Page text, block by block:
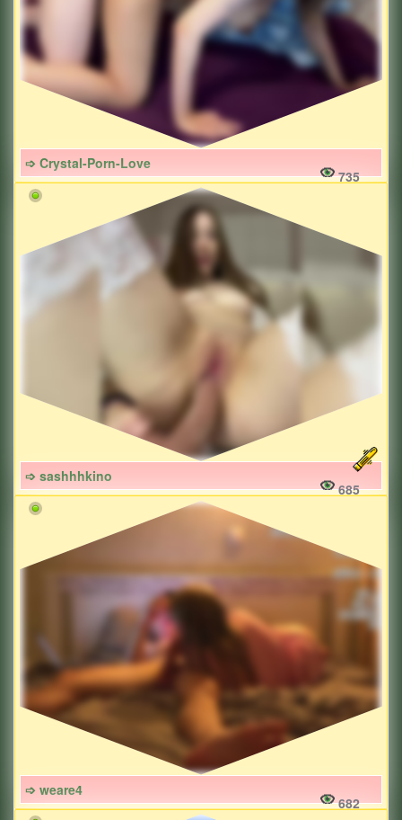
➩ Crystal-Porn-Love
735
➩ sashhhkino
685
➩ weare4
682